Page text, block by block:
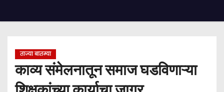
ताज्या बातम्या
काव्य संमेलनातून समाज घडविणाऱ्या